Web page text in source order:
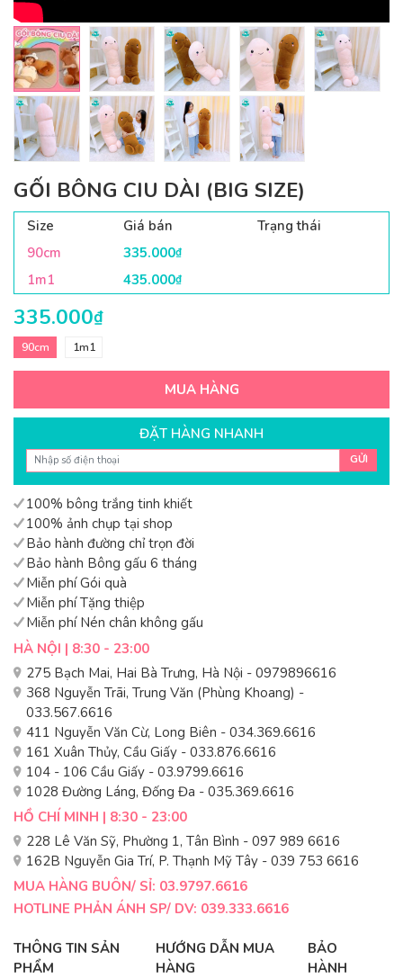
GỐI BÔNG CIU DÀI (BIG SIZE)
Size Giá bán
Trạng thái
90cm
335.000₫
1m1 435.000₫
335.000₫
90cm 1m1
MUA HÀNG
ĐẶT HÀNG NHANH
GỬI
100% bông trắng tinh khiết
100% ảnh chụp tại shop
Bảo hành đường chỉ trọn đời
Bảo hành Bông gấu 6 tháng
Miễn phí Gói quà
Miễn phí Tặng thiệp
Miễn phí Nén chân không gấu
HÀ NỘI | 8:30 - 23:00
275 Bạch Mai, Hai Bà Trưng, Hà Nội - 0979896616
368 Nguyễn Trãi, Trung Văn (Phùng Khoang) -
033.567.6616
411 Nguyễn Văn Cừ, Long Biên - 034.369.6616
161 Xuân Thủy, Cầu Giấy - 033.876.6616
104 - 106 Cầu Giấy - 03.9799.6616
1028 Đường Láng, Đống Đa - 035.369.6616
HỒ CHÍ MINH | 8:30 - 23:00
228 Lê Văn Sỹ, Phường 1, Tân Bình - 097 989 6616
162B Nguyễn Gia Trí, P. Thạnh Mỹ Tây - 039 753 6616
MUA HÀNG BUÔN/ SỈ: 03.9797.6616
HOTLINE PHẢN ÁNH SP/ DV: 039.333.6616
THÔNG TIN SẢN
PHẨM
HƯỚNG DẪN MUA
HÀNG
BẢO
HÀNH